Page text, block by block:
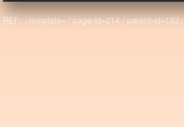
REF: >template= / page-id=214 / parent-id=162<